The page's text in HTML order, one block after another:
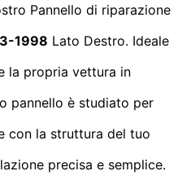
Pannello di riparazione
1998 Lato Destro. Ideale
la propria vettura in
pannello è studiato per
con la struttura del tuo
precisa e semplice.